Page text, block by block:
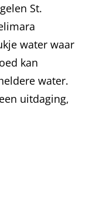
St.
water waar
kan
water.
uitdaging,